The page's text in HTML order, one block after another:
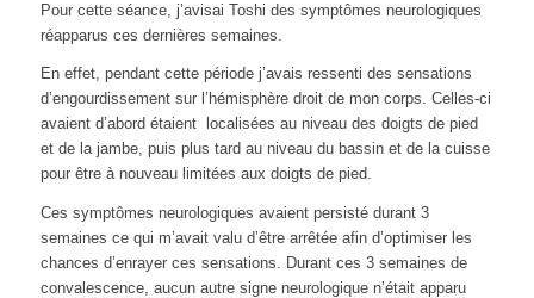
Pour cette séance, j’avisai Toshi des symptômes neurologiques
réapparus ces dernières semaines.
En effet, pendant cette période j’avais ressenti des sensations
d’engourdissement sur l’hémisphère droit de mon corps. Celles-ci
avaient d’abord étaient localisées au niveau des doigts de pied
et de la jambe, puis plus tard au niveau du bassin et de la cuisse
pour être à nouveau limitées aux doigts de pied.
Ces symptômes neurologiques avaient persisté durant 3
semaines ce qui m’avait valu d’être arrêtée afin d’optimiser les
chances d’enrayer ces sensations. Durant ces 3 semaines de
convalescence, aucun autre signe neurologique n’était apparu